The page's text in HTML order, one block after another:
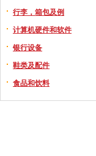
行李，箱包及例
计算机硬件和软件
银行设备
鞋类及配件
食品和饮料